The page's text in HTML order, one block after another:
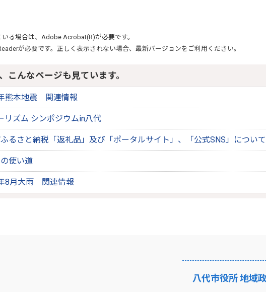
る場合は、 Adobe Acrobat(R)が必要です。
が必要です。正しく表示されない場合、最新バージョンをご利用ください。
こんなページも見ています。
熊本地震 関連情報
リズム シンポジウムin八代
るさと納税「返礼品」及び「ポータルサイト」、「公式SNS」について
使い道
8月大雨 関連情報
八代市役所 地域